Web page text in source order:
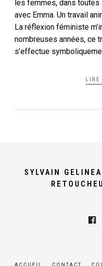
les femmes, dans
avec Emma. Un travail
La réflexion féministe
nombreuses années, ce
s’effectue
LIRE
SYLVAIN